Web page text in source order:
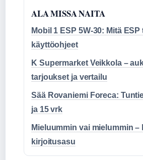
ALA MISSA NAITA
Mobil 1 ESP 5W-30: Mitä
käyttöohjeet
K Supermarket Veikkola –
tarjoukset ja vertailu
Sää Rovaniemi Foreca:
ja 15 vrk
Mieluummin vai mielummin
kirjoitusasu